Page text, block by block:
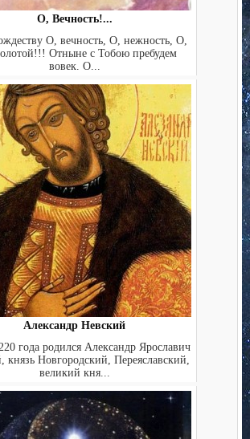
О, Вечность!...
О, вечность, О, нежность, О,
Отныне с Тобою пребудем
вовек. О...
Александр Невский
года родился Александр Ярославич
князь Новгородский, Переяславский,
великий кня...